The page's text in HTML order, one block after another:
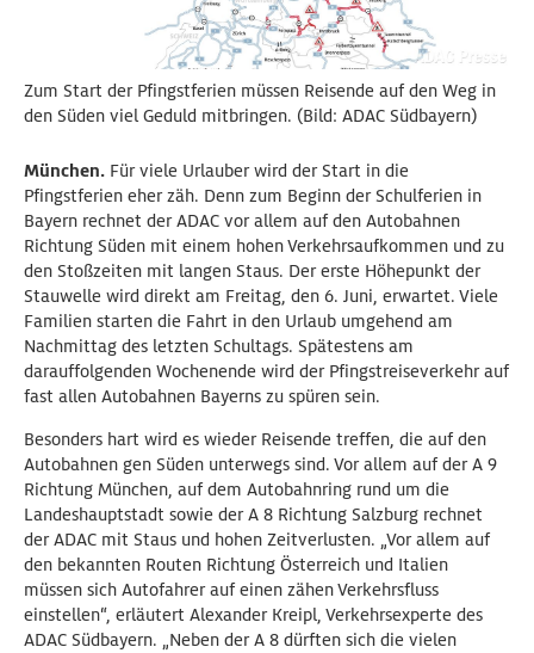
Zum Start der Pfingstferien müssen Reisende auf den Weg in
den Süden viel Geduld mitbringen. (Bild: ADAC Südbayern)
München. Für viele Urlauber wird der Start in die
Pfingstferien eher zäh. Denn zum Beginn der Schulferien in
Bayern rechnet der ADAC vor allem auf den Autobahnen
Richtung Süden mit einem hohen Verkehrsaufkommen und zu
den Stoßzeiten mit langen Staus. Der erste Höhepunkt der
Stauwelle wird direkt am Freitag, den 6. Juni, erwartet. Viele
Familien starten die Fahrt in den Urlaub umgehend am
Nachmittag des letzten Schultags. Spätestens am
darauffolgenden Wochenende wird der Pfingstreiseverkehr auf
fast allen Autobahnen Bayerns zu spüren sein.
Besonders hart wird es wieder Reisende treffen, die auf den
Autobahnen gen Süden unterwegs sind. Vor allem auf der A 9
Richtung München, auf dem Autobahnring rund um die
Landeshauptstadt sowie der A 8 Richtung Salzburg rechnet
der ADAC mit Staus und hohen Zeitverlusten. „Vor allem auf
den bekannten Routen Richtung Österreich und Italien
müssen sich Autofahrer auf einen zähen Verkehrsfluss
einstellen“, erläutert Alexander Kreipl, Verkehrsexperte des
ADAC Südbayern. „Neben der A 8 dürften sich die vielen